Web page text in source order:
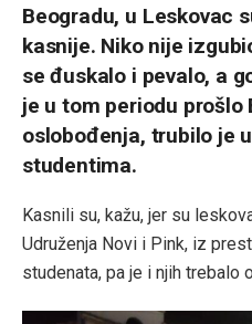
Beogradu, u Leskovac
kasnije. Niko nije
se đuskalo i pevalo, a
je u tom periodu prošlo
oslobođenja, trubilo je
studentima.
Kasnili su, kažu, jer su
Udruženja Novi i Pink, iz
studenata, pa je i njih trebalo